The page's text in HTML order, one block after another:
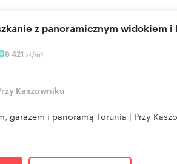
8 421 zł/m2
z panoramicznym widokiem i
Kaszowniku
garażem i panoramą Torunia | Przy